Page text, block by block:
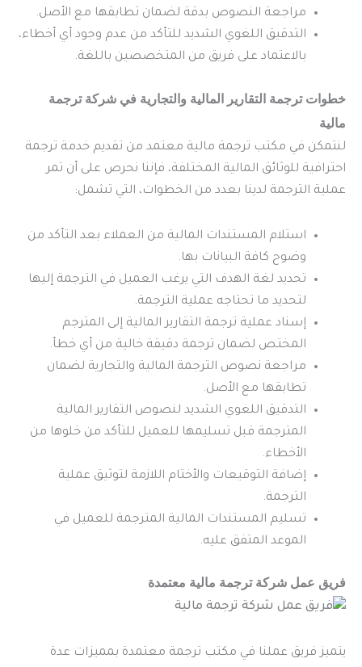
مراجعة النصوص بدقة لضمان تطابقها مع الأصل.
التدقيق اللغوي الشديد للتأكد من عدم وجود أي أخطاء،
بالاعتماد على فريق من المتخصصين باللغة.
خطوات ترجمة التقارير المالية والتجارية في شركة ترجمة
مالية
لنتمكن في مكتب ترجمة مالية معتمد من تقديم خدمة ترجمة
احترافية للوثائق المالية المختلفة، فإننا نحرص على أن تمر
عملية الترجمة لدينا بعدد من الخطوات، التي تشمل:
استلام المستندات المالية من العملاء بعد التأكد من
وضوح كافة البيانات بها.
تحديد لغة الهدف التي يرغب العميل في الترجمة إليها
لتحديد ما تحتاجه عملية الترجمة.
إسناد عملية ترجمة التقارير المالية إلى المترجم
المختص لضمان ترجمة دقيقة خالية من أي خطأ.
مراجعة نصوص الترجمة المالية والتجارية لضمان
تطابقها مع الأصل.
التدقيق اللغوي الشديد لنصوص التقارير المالية
المترجمة قبل تسليمها للعميل للتأكد من خلوها من
الأخطاء.
إضافة التوقيعات والأختام اللازمة لتوثيق عملية
الترجمة.
تسليم المستندات المالية المترجمة للعميل في
الموعد المتفق عليه.
فريق عمل شركة ترجمة مالية معتمدة
يتميز فريق عملنا في مكتب ترجمة معتمدة بمميزات عدة